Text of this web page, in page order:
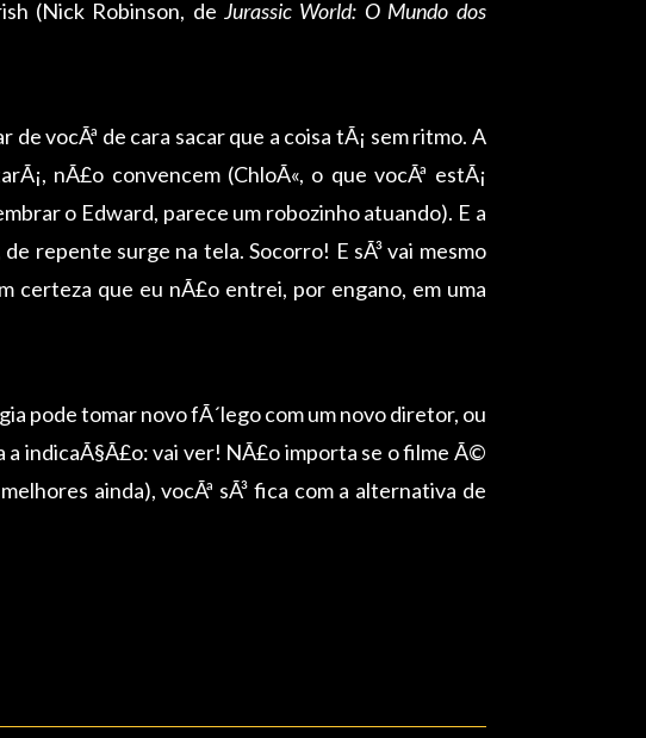
(Nick Robinson, deJurassic World: O Mundo dos
vocÃª de cara sacar que a coisa tÃ¡ sem ritmo. A
nÃ£o convencem (ChloÃ«, o que vocÃª estÃ¡
o Edward, parece um robozinho atuando). E a
de repente surge na tela. Socorro! E sÃ³ vai mesmo
certeza que eu nÃ£o entrei, por engano, em uma
pode tomar novo fÃ´lego com um novo diretor, ou
a indicaÃ§Ã£o: vai ver! NÃ£o importa se o filme Ã©
ainda), vocÃª sÃ³ fica com a alternativa de